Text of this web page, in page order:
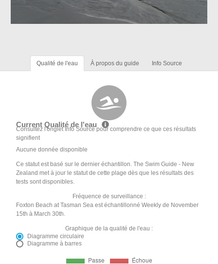
Qualité de l'eau À propos du guide Info Source
Current Qualité de l'eau
Consultez l'onglet Info Source pour comprendre ce que ces résultats
signifient
Aucune donnée disponible
Ce statut est basé sur le dernier échantillon. The Swim Guide - New
Zealand met à jour le statut de cette plage dès que les résultats des
tests sont disponibles.
Fréquence de surveillance :
Foxton Beach at Tasman Sea est échantillonné Weekly de November
15th à March 30th.
Graphique de la qualité de l'eau :
Diagramme circulaire
Diagramme à barres